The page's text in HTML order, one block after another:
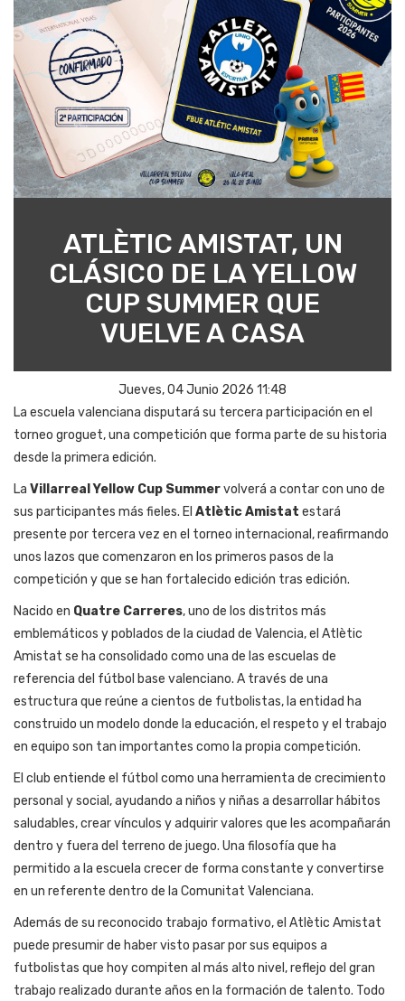
ATLÈTIC AMISTAT, UN
CLÁSICO DE LA YELLOW
CUP SUMMER QUE
VUELVE A CASA
Jueves, 04 Junio 2026 11:48
La escuela valenciana disputará su tercera participación en el
torneo groguet, una competición que forma parte de su historia
desde la primera edición.
La Villarreal Yellow Cup Summervolverá a contar con uno de
sus participantes más fieles. El Atlètic Amistat estará
presente por tercera vez en el torneo internacional, reafirmando
unos lazos que comenzaron en los primeros pasos de la
competición y que se han fortalecido edición tras edición.
Nacido en Quatre Carreres, uno de los distritos más
emblemáticos y poblados de la ciudad de Valencia, el Atlètic
Amistat se ha consolidado como una de las escuelas de
referencia del fútbol base valenciano. A través de una
estructura que reúne a cientos de futbolistas, la entidad ha
construido un modelo donde la educación, el respeto y el trabajo
en equipo son tan importantes como la propia competición.
El club entiende el fútbol como una herramienta de crecimiento
personal y social, ayudando a niños y niñas a desarrollar hábitos
saludables, crear vínculos y adquirir valores que les acompañarán
dentro y fuera del terreno de juego. Una filosofía que ha
permitido a la escuela crecer de forma constante y convertirse
en un referente dentro de la Comunitat Valenciana.
Además de su reconocido trabajo formativo, el Atlètic Amistat
puede presumir de haber visto pasar por sus equipos a
futbolistas que hoy compiten al más alto nivel, reflejo del gran
trabajo realizado durante años en la formación de talento. Todo